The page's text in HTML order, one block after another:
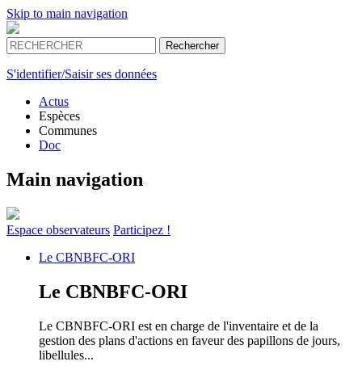
Skip to main navigation
S'identifier/Saisir ses données
Actus
Espèces
Communes
Doc
Main navigation
Espace observateurs Participez !
Le CBNBFC-ORI
Le CBNBFC-ORI
Le CBNBFC-ORI est en charge de l'inventaire et de la
gestion des plans d'actions en faveur des papillons de jours,
libellules...